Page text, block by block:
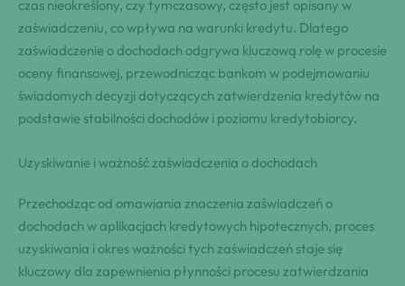
czas nieokreślony, czy tymczasowy, często jest opisany w
zaświadczeniu, co wpływa na warunki kredytu. Dlatego
zaświadczenie o dochodach odgrywa kluczową rolę w procesie
oceny finansowej, przewodnicząc bankom w podejmowaniu
świadomych decyzji dotyczących zatwierdzenia kredytów na
podstawie stabilności dochodów i poziomu kredytobiorcy.
Uzyskiwanie i ważność zaświadczenia o dochodach
Przechodząc od omawiania znaczenia zaświadczeń o
dochodach w aplikacjach kredytowych hipotecznych, proces
uzyskiwania i okres ważności tych zaświadczeń staje się
kluczowy dla zapewnienia płynności procesu zatwierdzania